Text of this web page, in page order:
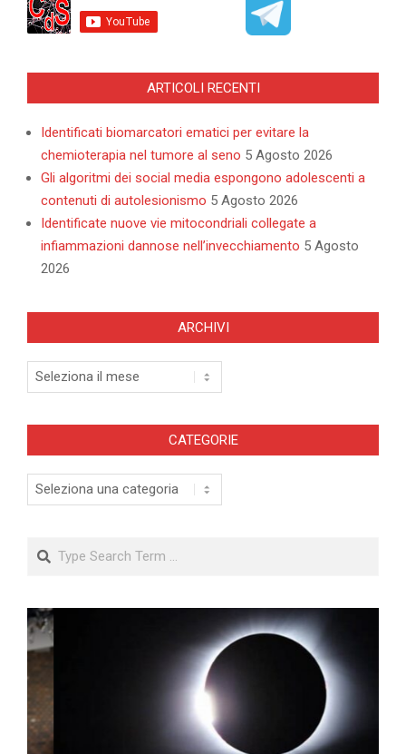
ARTICOLI RECENTI
Identificati biomarcatori ematici per evitare la
chemioterapia nel tumore al seno 5 Agosto 2026
Gli algoritmi dei social media espongono adolescenti a
contenuti di autolesionismo 5 Agosto 2026
Identificate nuove vie mitocondriali collegate a
infiammazioni dannose nell’invecchiamento 5 Agosto
2026
ARCHIVI
Archivi
CATEGORIE
Categorie
Search